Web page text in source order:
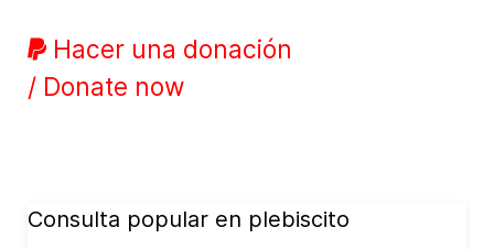
Hacer una donación
/ Donate now
Consulta popular en plebiscito